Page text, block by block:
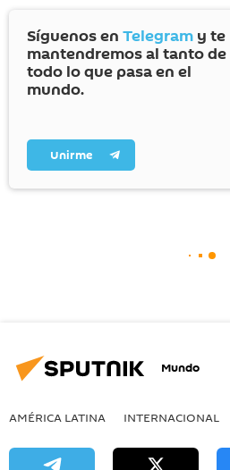
Síguenos en Telegram y te
mantendremos al tanto de
todo lo que pasa en el
mundo.
Unirme
Mundo
AMÉRICA LATINA INTERNACIONAL